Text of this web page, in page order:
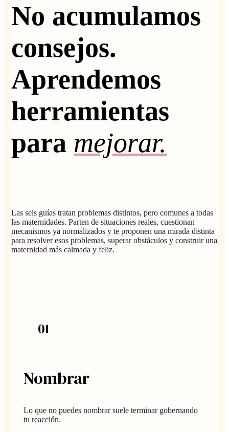
No acumulamos
consejos.
Aprendemos
herramientas
para mejorar.
Las seis guías tratan problemas distintos, pero comunes a todas
las maternidades. Parten de situaciones reales, cuestionan
mecanismos ya normalizados y te proponen una mirada distinta
para resolver esos problemas, superar obstáculos y construir una
maternidad más calmada y feliz.
01
Nombrar
Lo que no puedes nombrar suele terminar gobernando
tu reacción.